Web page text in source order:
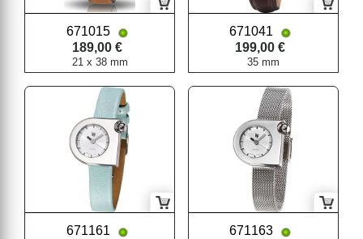
671015
189,00 €
21 x 38 mm
671041
199,00 €
35 mm
671161
671163